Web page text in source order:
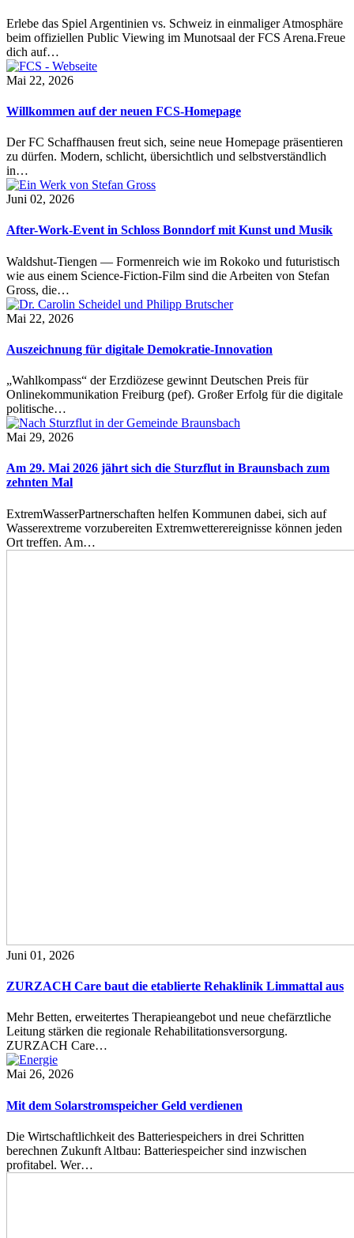
Erlebe das Spiel Argentinien vs. Schweiz in einmaliger Atmosphäre
beim offiziellen Public Viewing im Munotsaal der FCS Arena.Freue
dich auf…
Mai 22, 2026
Willkommen auf der neuen FCS-Homepage
Der FC Schaffhausen freut sich, seine neue Homepage präsentieren
zu dürfen. Modern, schlicht, übersichtlich und selbstverständlich
in…
Juni 02, 2026
After-Work-Event in Schloss Bonndorf mit Kunst und Musik
Waldshut-Tiengen — Formenreich wie im Rokoko und futuristisch
wie aus einem Science-Fiction-Film sind die Arbeiten von Stefan
Gross, die…
Mai 22, 2026
Auszeichnung für digitale Demokratie-Innovation
„Wahlkompass“ der Erzdiözese gewinnt Deutschen Preis für
Onlinekommunikation Freiburg (pef). Großer Erfolg für die digitale
politische…
Mai 29, 2026
Am 29. Mai 2026 jährt sich die Sturzflut in Braunsbach zum
zehnten Mal
ExtremWasserPartnerschaften helfen Kommunen dabei, sich auf
Wasserextreme vorzubereiten Extremwetterereignisse können jeden
Ort treffen. Am…
Juni 01, 2026
ZURZACH Care baut die etablierte Rehaklinik Limmattal aus
Mehr Betten, erweitertes Therapieangebot und neue chefärztliche
Leitung stärken die regionale Rehabilitationsversorgung.
ZURZACH Care…
Mai 26, 2026
Mit dem Solarstromspeicher Geld verdienen
Die Wirtschaftlichkeit des Batteriespeichers in drei Schritten
berechnen Zukunft Altbau: Batteriespeicher sind inzwischen
profitabel. Wer…